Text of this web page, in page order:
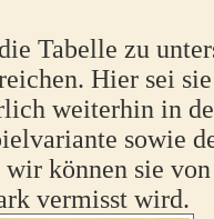
Tabelle zu
Hier sei
weiterhin in
sowie
wir können sie
vermisst wird.